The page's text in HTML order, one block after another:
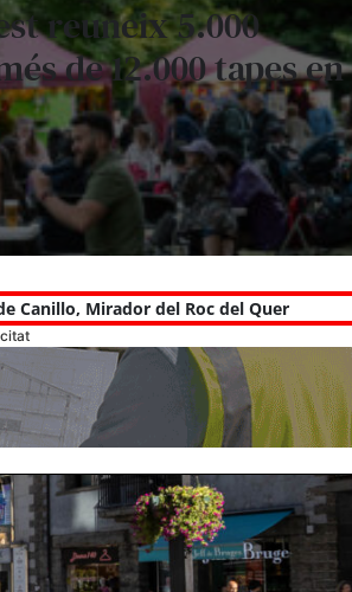
reuneix 5.000
de 12.000 tapes en
Canillo, Mirador del Roc del Quer